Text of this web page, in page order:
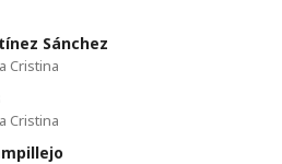
Sánchez
Cristina
Cristina